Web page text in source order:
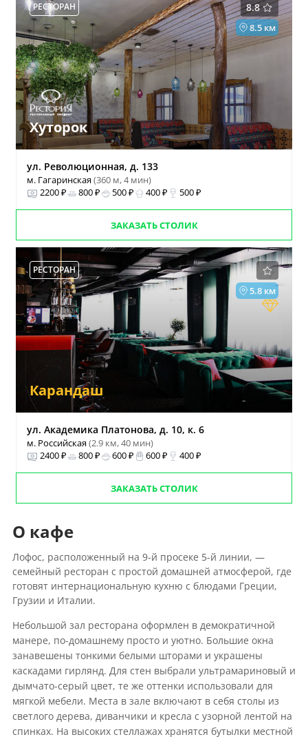
8.8
РЕСТОРАН
8.5 км
Хуторок
ул. Революционная, д. 133
м. Гагаринская(360 м, 4 мин)
2200 ₽
800 ₽ 500 ₽ 400 ₽ 500 ₽
ЗАКАЗАТЬ СТОЛИК
РЕСТОРАН
5.8 км
Карандаш
ул. Академика Платонова, д. 10, к. 6
м. Российская(2.9 км, 40 мин)
2400 ₽
800 ₽ 600 ₽ 600 ₽ 400 ₽
ЗАКАЗАТЬ СТОЛИК
О кафе
Лофос, расположенный на 9-й просеке 5-й линии, —
семейный ресторан с простой домашней атмосферой, где
готовят интернациональную кухню с блюдами Греции,
Грузии и Италии.
Небольшой зал ресторана оформлен в демократичной
манере, по-домашнему просто и уютно. Большие окна
занавешены тонкими белыми шторами и украшены
каскадами гирлянд. Для стен выбрали ультрамариновый и
дымчато-серый цвет, те же оттенки использовали для
мягкой мебели. Места в зале включают в себя столы из
светлого дерева, диванчики и кресла с узорной лентой на
спинках. На высоких стеллажах хранятся бутылки местной